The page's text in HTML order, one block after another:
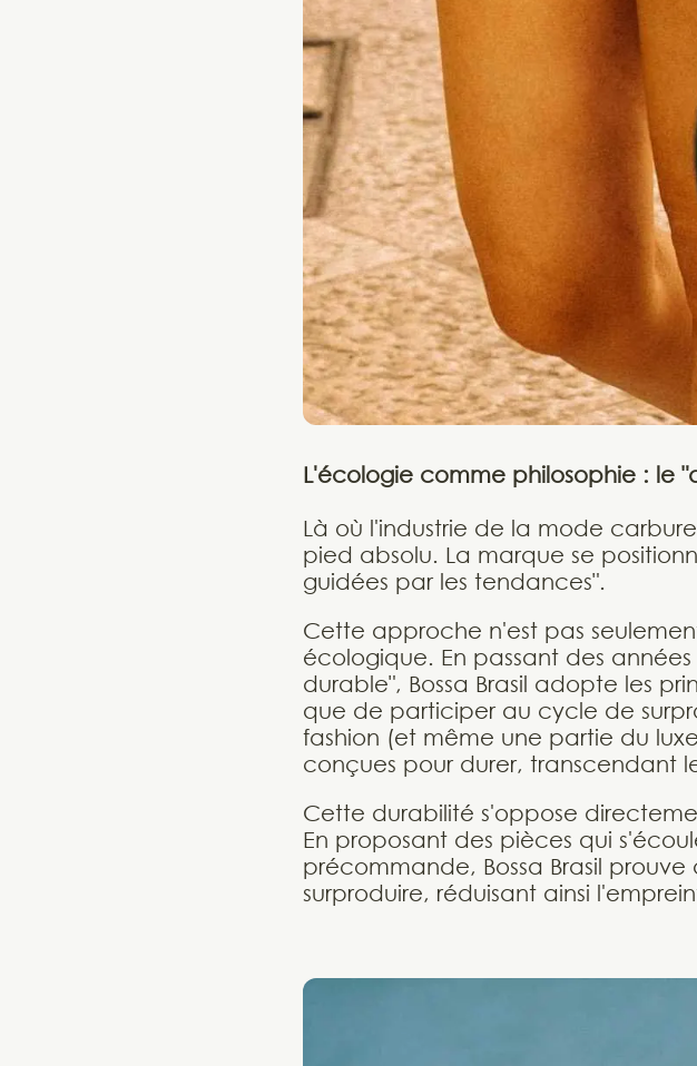
L'écologie comme philosophie : le
Là où l'industrie de la mode
pied absolu. La marque se
guidées par les tendances".
Cette approche n'est pas
écologique. En passant des
durable", Bossa Brasil adopte les
que de participer au cycle de
fashion (et même une partie du
conçues pour durer, transcendant
Cette durabilité s'oppose
En proposant des pièces qui
précommande, Bossa Brasil
surproduire, réduisant ainsi